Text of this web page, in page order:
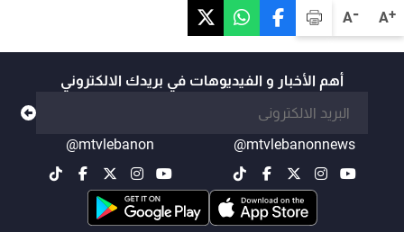
A+
A-
أهم الأخبار و الفيديوهات في بريدك الالكتروني
@mtvlebanonnews
@mtvlebanon